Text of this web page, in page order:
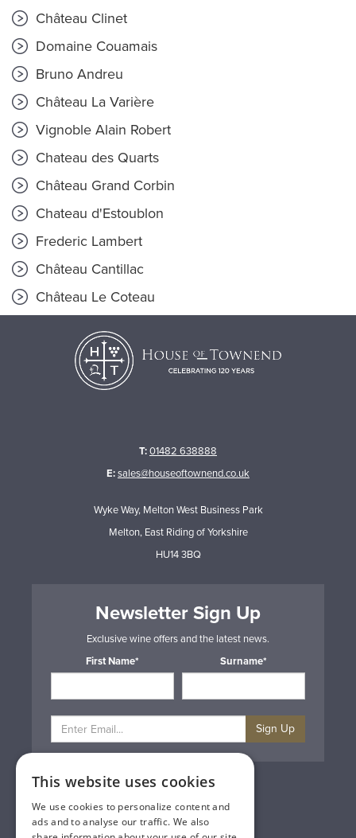
Château Clinet
Domaine Couamais
Bruno Andreu
Château La Varière
Vignoble Alain Robert
Chateau des Quarts
Château Grand Corbin
Chateau d'Estoublon
Frederic Lambert
Château Cantillac
Château Le Coteau
T:01482 638888
E:sales@houseoftownend.co.uk
Wyke Way, Melton West Business Park
Melton, East Riding of Yorkshire
HU14 3BQ
Newsletter Sign Up
Exclusive wine offers and the latest news.
First Name*
Surname*
Sign Up
Privacy & Cookie Policy
Gift Cards
Terms & Conditions
Delivery & Returns
This website uses cookies
We use cookies to personalize content and
ads and to analyse our traffic. We also